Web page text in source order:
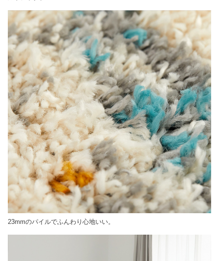
23mmのパイルでふんわり心地いい。